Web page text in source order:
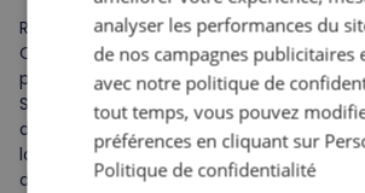
Reconnu pour offrir la saison de glisse la
Québec de saison en saison grâce à sa
production de neige fabriquée unique, le
Sauveur est fier de pouvoir offrir le seul
d’entraînement hors-saison près de
location de terrain exclusif et ce, à
de Montréal.
analyser les performances du
de nos campagnes publicitaires
avec notre politique de
tout temps, vous pouvez
préférences en cliquant sur
Politique de confidentialité